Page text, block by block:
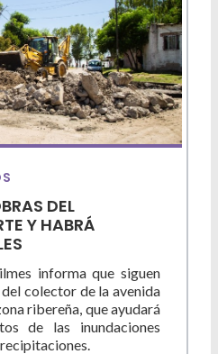
DEL
Y HABRÁ
informa que siguen
colector de la avenida
ribereña, que ayudará
de las inundaciones